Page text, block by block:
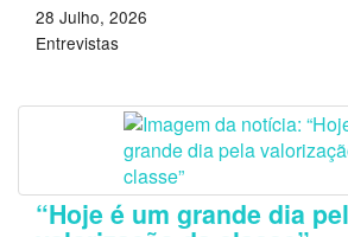
28 Julho, 2026
Entrevistas
“Hoje é um grande dia